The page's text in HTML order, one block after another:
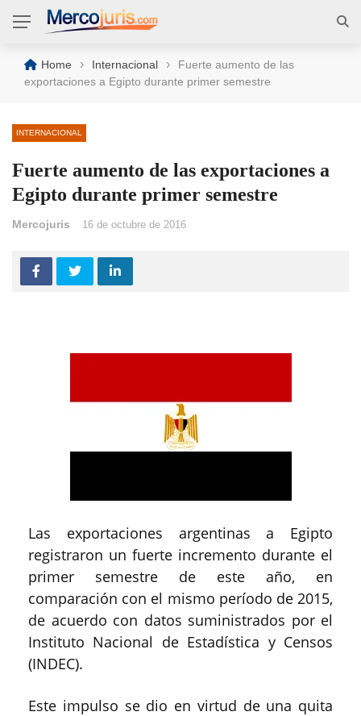
Home › Internacional ›
Fuerte aumento de las
exportaciones a Egipto durante primer semestre
INTERNACIONAL
Fuerte aumento de las exportaciones a
Egipto durante primer semestre
Mercojuris 16 de octubre de 2016
Las exportaciones argentinas a Egipto
registraron un fuerte incremento durante el
primer semestre de este año, en
comparación con el mismo período de 2015,
de acuerdo con datos suministrados por el
Instituto Nacional de Estadística y Censos
(INDEC).
Este impulso se dio en virtud de una quita